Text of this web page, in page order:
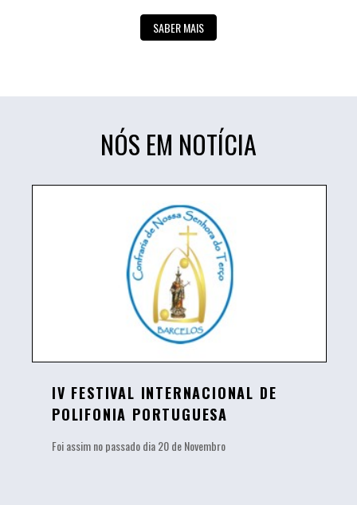
SABER MAIS
NÓS EM NOTÍCIA
IV FESTIVAL INTERNACIONAL DE
POLIFONIA PORTUGUESA
Foi assim no passado dia 20 de Novembro